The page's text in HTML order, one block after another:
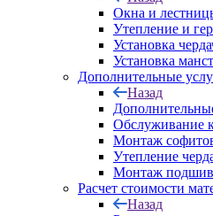
Окна и
Утепление и
Установка
Установка
Дополнительные
Назад
Обслуживание
Монтаж
Утепление
Монтаж
Расчет стоимости
Назад